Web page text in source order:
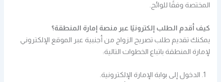
المختصة وفقًا للوائح.
كيف أقدم الطلب إلكترونيًا عبر منصة إمارة المنطقة؟
يمكنك تقديم طلب تصريح الزواج من أجنبية عبر الموقع الإلكتروني
لإمارة المنطقة باتباع الخطوات التالية:
الدخول إلى بوابة الإمارة الإلكترونية.